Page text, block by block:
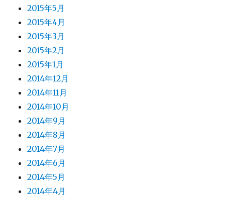
2015年5月
2015年4月
2015年3月
2015年2月
2015年1月
2014年12月
2014年11月
2014年10月
2014年9月
2014年8月
2014年7月
2014年6月
2014年5月
2014年4月